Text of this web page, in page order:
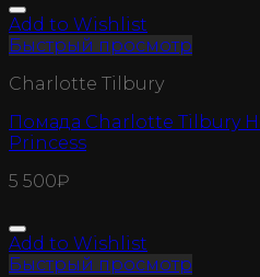
Add to Wishlist
Быстрый просмотр
Charlotte Tilbury
Помада Charlotte Tilbury
Princess
5 500₽
Add to Wishlist
Быстрый просмотр